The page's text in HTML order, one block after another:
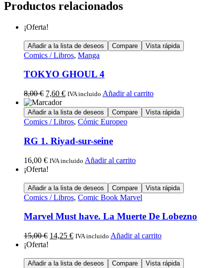
Productos relacionados
¡Oferta!
Añadir a la lista de deseos Compare Vista rápida
Comics / Libros, Manga
TOKYO GHOUL 4
8,00€ 7,60 € IVA incluido Añadir al carrito
Añadir a la lista de deseos Compare Vista rápida
Comics / Libros, Cómic Europeo
RG 1. Riyad-sur-seine
16,00 € IVA incluido Añadir al carrito
¡Oferta!
Añadir a la lista de deseos Compare Vista rápida
Comics / Libros, Comic Book Marvel
Marvel Must have. La Muerte De Lobezno
15,00€ 14,25 € IVA incluido Añadir al carrito
¡Oferta!
Añadir a la lista de deseos Compare Vista rápida